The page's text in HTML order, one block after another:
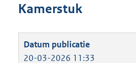
Kamerstuk
20-03-2026 11:33